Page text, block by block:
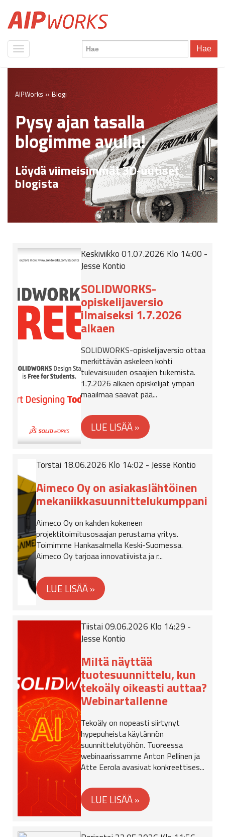
Hae
AIPWorks » Blogi
Pysy ajan tasalla
blogimme avulla!
Löydä viimeisimmät 3D-uutiset
blogista
Keskiviikko 01.07.2026 Klo 14:00 -
Jesse Kontio
SOLIDWORKS-
opiskelijaversio
ilmaiseksi 1.7.2026
alkaen
SOLIDWORKS-opiskelijaversio ottaa
merkittävän askeleen kohti
tulevaisuuden osaajien tukemista.
1.7.2026 alkaen opiskelijat ympäri
maailmaa saavat pää...
Torstai 18.06.2026 Klo 14:02 - Jesse Kontio
Aimeco Oy on asiakaslähtöinen
mekaniikkasuunnittelukumppani
Aimeco Oy on kahden kokeneen
projektitoimitusosaajan perustama yritys.
Toimimme Hankasalmella Keski-Suomessa.
Aimeco Oy tarjoaa innovatiivista ja r...
Tiistai 09.06.2026 Klo 14:29 -
Jesse Kontio
Miltä näyttää
tuotesuunnittelu, kun
tekoäly oikeasti auttaa?
Webinartallenne
Tekoäly on nopeasti siirtynyt
hypepuheista käytännön
suunnittelutyöhön. Tuoreessa
webinaarissamme Anton Pellinen ja
Atte Eerola avasivat konkreettises...